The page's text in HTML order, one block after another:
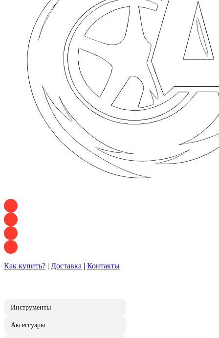
Как купить? | Доставка | Контакты
Инструменты
Аксессуары